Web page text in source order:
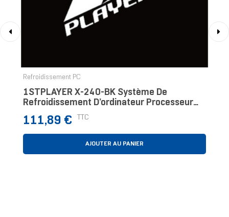
Refroidissement PC
1STPLAYER X-240-BK Système De
Refroidissement D’ordinateur Processeur
Kit Watercooling 12 Cm Noir
Prix
111,89 € TTC
AJOUTER AU PANIER